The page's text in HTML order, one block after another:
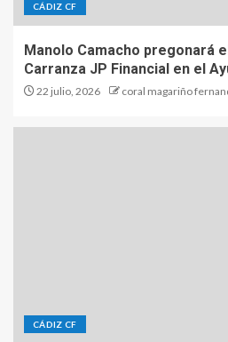
CÁDIZ CF
Manolo Camacho pregonará
Carranza JP Financial en el
22 julio, 2026 coral magariño
CÁDIZ CF